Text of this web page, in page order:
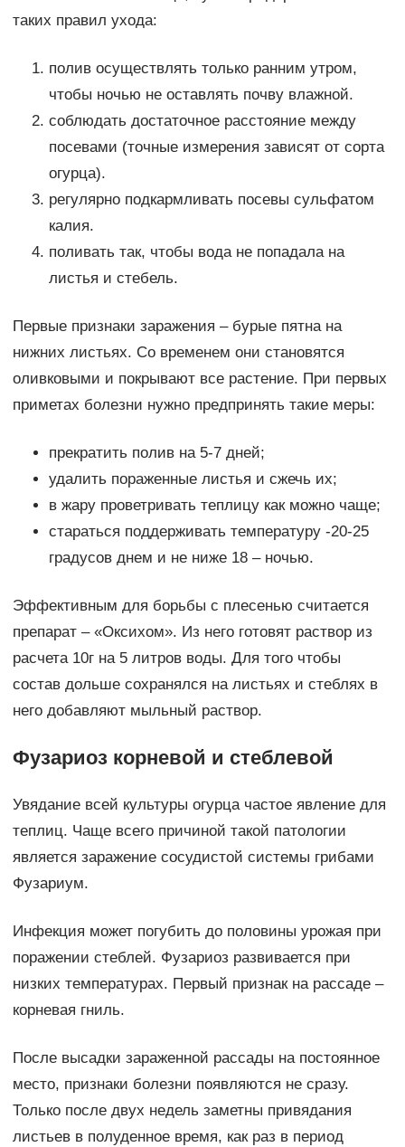
таких правил ухода:
полив осуществлять только ранним утром,
чтобы ночью не оставлять почву влажной.
соблюдать достаточное расстояние между
посевами (точные измерения зависят от сорта
огурца).
регулярно подкармливать посевы сульфатом
калия.
поливать так, чтобы вода не попадала на
листья и стебель.
Первые признаки заражения – бурые пятна на
нижних листьях. Со временем они становятся
оливковыми и покрывают все растение. При первых
приметах болезни нужно предпринять такие меры:
прекратить полив на 5-7 дней;
удалить пораженные листья и сжечь их;
в жару проветривать теплицу как можно чаще;
стараться поддерживать температуру -20-25
градусов днем и не ниже 18 – ночью.
Эффективным для борьбы с плесенью считается
препарат – «Оксихом». Из него готовят раствор из
расчета 10г на 5 литров воды. Для того чтобы
состав дольше сохранялся на листьях и стеблях в
него добавляют мыльный раствор.
Фузариоз корневой и стеблевой
Увядание всей культуры огурца частое явление для
теплиц. Чаще всего причиной такой патологии
является заражение сосудистой системы грибами
Фузариум.
Инфекция может погубить до половины урожая при
поражении стеблей. Фузариоз развивается при
низких температурах. Первый признак на рассаде –
корневая гниль.
После высадки зараженной рассады на постоянное
место, признаки болезни появляются не сразу.
Только после двух недель заметны привядания
листьев в полуденное время, как раз в период